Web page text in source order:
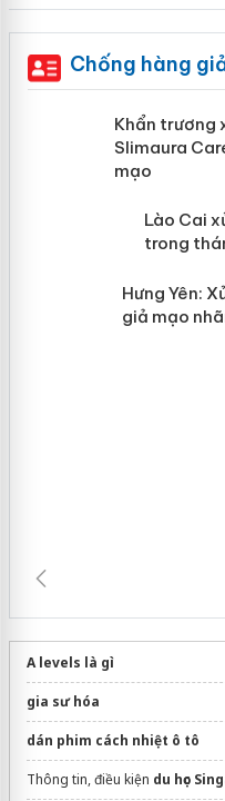
Chống hàng
Khẩn
mại
A levels là gì
gia sư hóa
dán phim cách nhiệt ô tô
Thông tin, điều kiện du học